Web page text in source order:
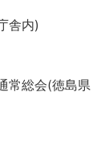
舎内)
常総会(徳島県